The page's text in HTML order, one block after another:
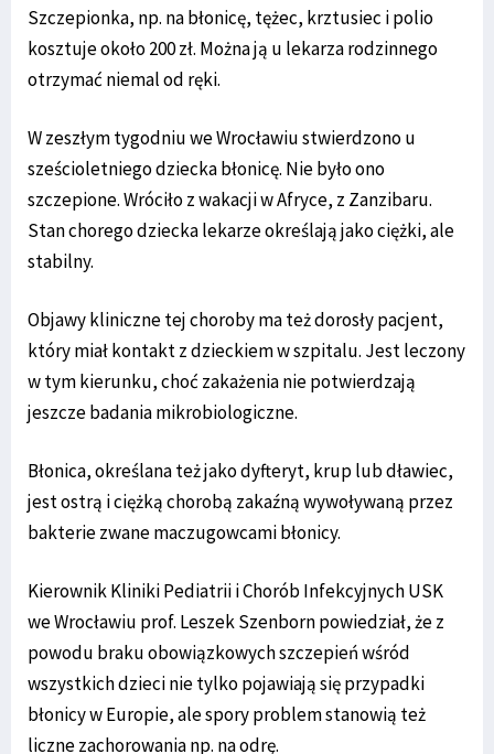
Szczepionka, np. na błonicę, tężec, krztusiec i polio
kosztuje około 200 zł. Można ją u lekarza rodzinnego
otrzymać niemal od ręki.
W zeszłym tygodniu we Wrocławiu stwierdzono u
sześcioletniego dziecka błonicę. Nie było ono
szczepione. Wróciło z wakacji w Afryce, z Zanzibaru.
Stan chorego dziecka lekarze określają jako ciężki, ale
stabilny.
Objawy kliniczne tej choroby ma też dorosły pacjent,
który miał kontakt z dzieckiem w szpitalu. Jest leczony
w tym kierunku, choć zakażenia nie potwierdzają
jeszcze badania mikrobiologiczne.
Błonica, określana też jako dyfteryt, krup lub dławiec,
jest ostrą i ciężką chorobą zakaźną wywoływaną przez
bakterie zwane maczugowcami błonicy.
Kierownik Kliniki Pediatrii i Chorób Infekcyjnych USK
we Wrocławiu prof. Leszek Szenborn powiedział, że z
powodu braku obowiązkowych szczepień wśród
wszystkich dzieci nie tylko pojawiają się przypadki
błonicy w Europie, ale spory problem stanowią też
liczne zachorowania np. na odrę.